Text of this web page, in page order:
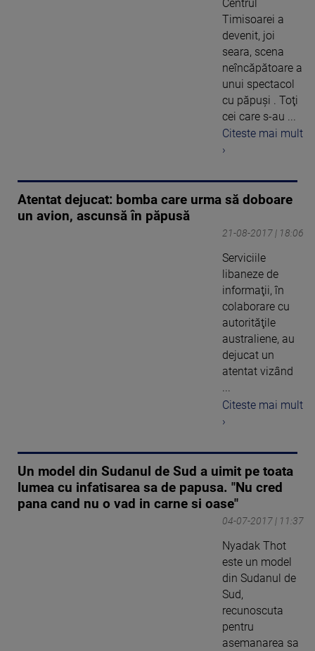
Centrul
Timisoarei a
devenit, joi
seara, scena
neîncăpătoare a
unui spectacol
cu păpuşi . Toţi
cei care s-au ...
Citeste mai mult
›
Atentat dejucat: bomba care urma să doboare
un avion, ascunsă în păpusă
21-08-2017 | 18:06
Serviciile
libaneze de
informaţii, în
colaborare cu
autorităţile
australiene, au
dejucat un
atentat vizând
...
Citeste mai mult
›
Un model din Sudanul de Sud a uimit pe toata
lumea cu infatisarea sa de papusa. "Nu cred
pana cand nu o vad in carne si oase"
04-07-2017 | 11:37
Nyadak Thot
este un model
din Sudanul de
Sud,
recunoscuta
pentru
asemanarea sa